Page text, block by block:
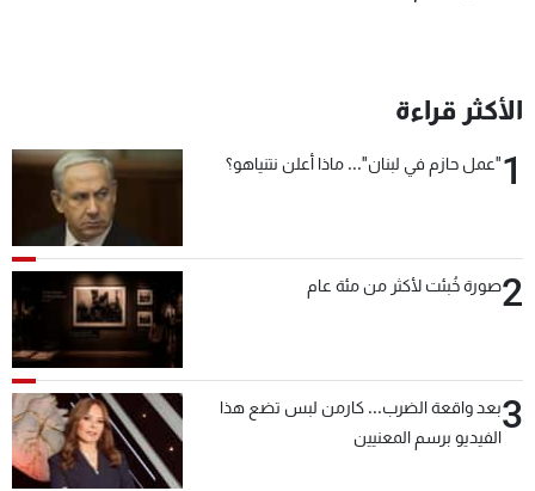
الأكثر قراءة
1"عمل حازم في لبنان"... ماذا أعلن نتنياهو؟
2صورة خُبئت لأكثر من مئة عام
3بعد واقعة الضرب... كارمن لبس تضع هذا
الفيديو برسم المعنيين